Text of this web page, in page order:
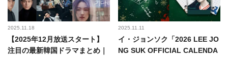
2025.11.18
【2025年12月放送スタート】
注目の最新韓国ドラマまとめ｜
2025.11.11
イ・ジョンソク「2026 LEE JO
NG SUK OFFICIAL CALENDA